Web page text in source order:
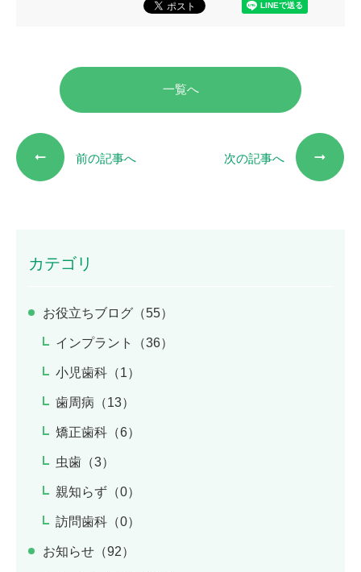
前の記事へ
一覧へ
次の記事へ
カテゴリ
お役立ちブログ（55）
インプラント（36）
小児歯科（1）
歯周病（13）
矯正歯科（6）
虫歯（3）
親知らず（0）
訪問歯科（0）
お知らせ（92）